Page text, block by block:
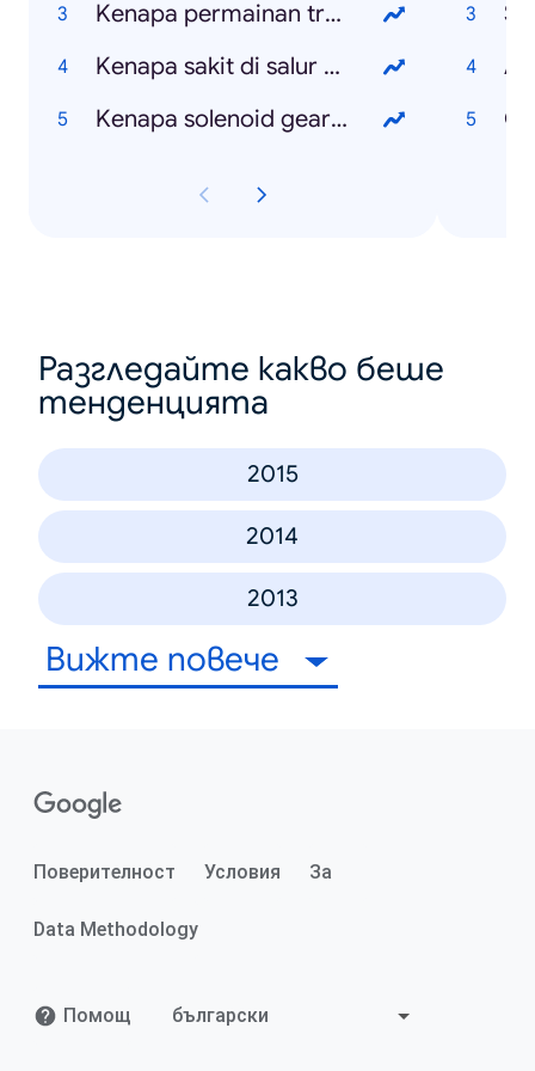
Kenapa permainan tradisional kurang diminati generasi kini
Kenapa sakit di salur peranakan semasa mengandung
Kenapa solenoid gear kereta Vios berbunyi
Разгледайте какво беше
тенденцията
2015
2014
2013
Вижте повече
Поверителност Условия За
Data Methodology
Помощ